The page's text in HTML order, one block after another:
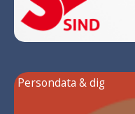
Persondata & dig